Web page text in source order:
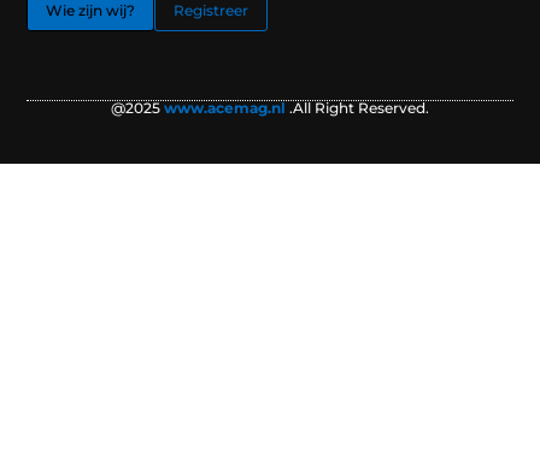
Wie zijn wij? Registreer
@2025www.acemag.nl .All Right Reserved.